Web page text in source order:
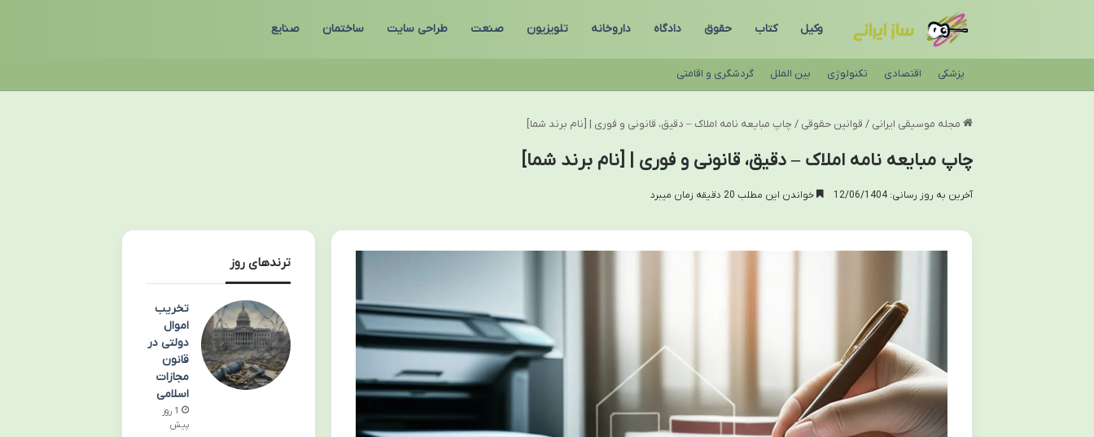
وکیل کتاب حقوق دادگاه داروخانه تلویزیون صنعت طراحی سایت ساختمان صنایع
پزشکی اقتصادی تکنولوژی بین الملل گردشگری و اقامتی
مجله موسیقی ایرانی / قوانین حقوقی / چاپ مبایعه نامه املاک – دقیق، قانونی و فوری | [نام برند شما]
چاپ مبایعه نامه املاک – دقیق، قانونی و فوری | [نام برند شما]
آخرین به روز رسانی: 12/06/1404 خواندن این مطلب 20 دقیقه زمان میبرد
ترندهای روز
تخریب
اموال
دولتی در
قانون
مجازات
اسلامی
1 روز
پیش